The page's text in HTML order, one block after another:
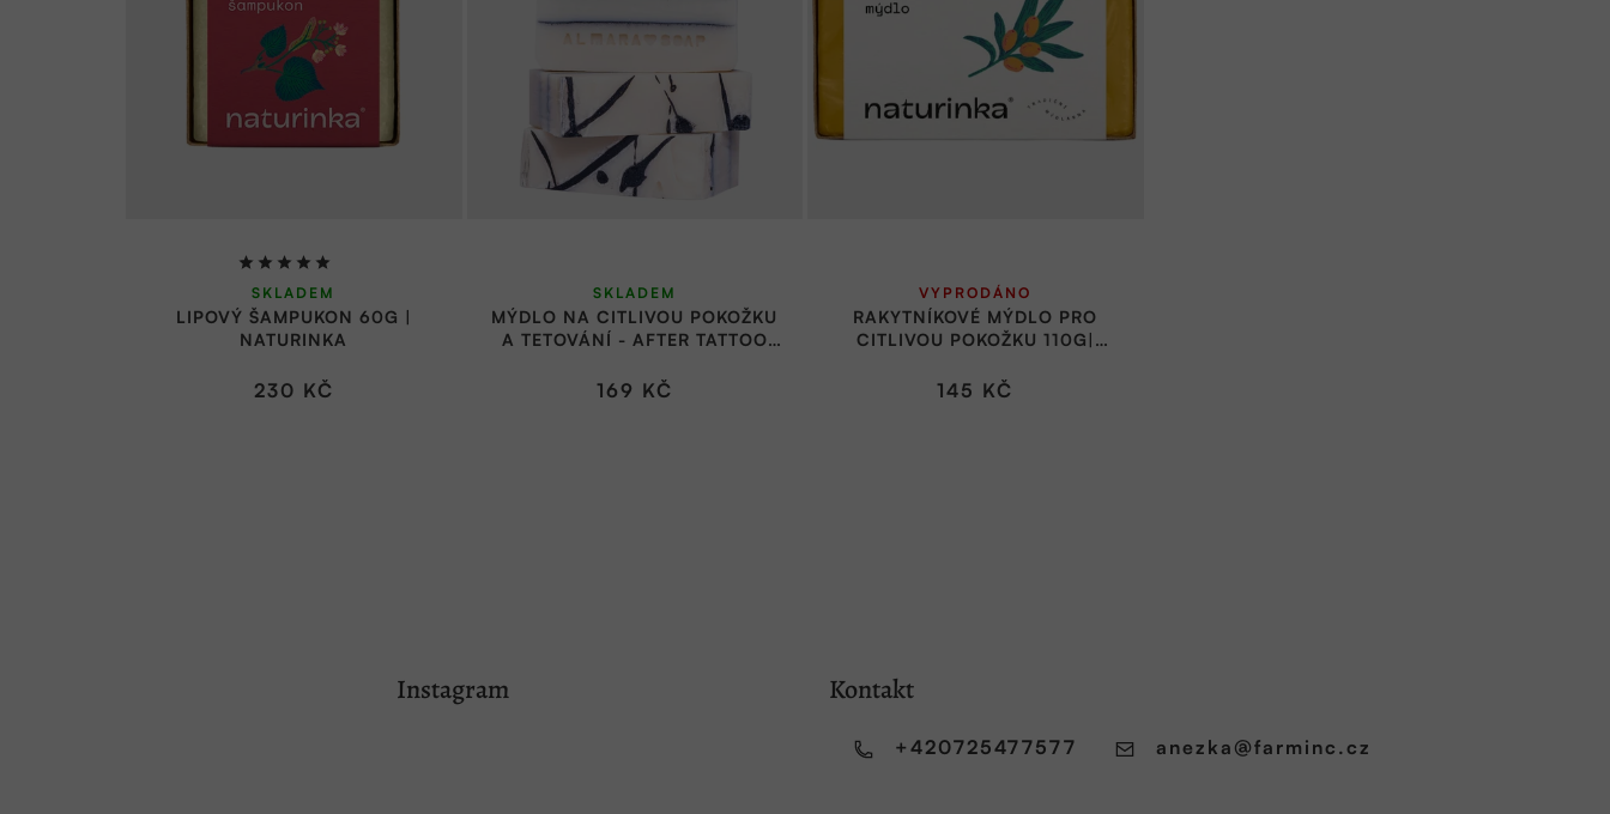
LIPOVÝ ŠAMPUKON 60G |
NATURINKA
Průměrné
hodnocení
produktu
5,0
SKLADEM
230 KČ
MÝDLO NA CITLIVOU POKOŽKU
A TETOVÁNÍ - AFTER TATTOO
SKLADEM
169 KČ
RAKYTNÍKOVÉ MÝDLO PRO
CITLIVOU POKOŽKU 110G|
VYPRODÁNO
145 KČ
Instagram Kontakt
anezka @farminc.cz
+420725477577